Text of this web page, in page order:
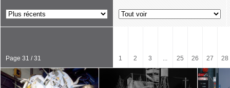
Page 31 / 31 1 2 3 ... 25 26 27 28